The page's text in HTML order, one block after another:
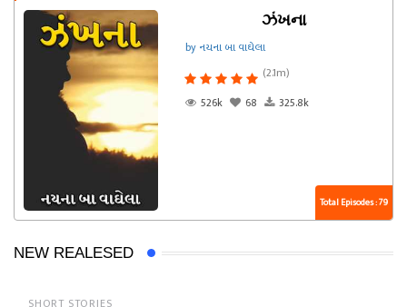
ઝંખના
by નયના બા વાઘેલા
(2.1m)
526k
68 325.8k
Total Episodes : 79
NEW REALESED